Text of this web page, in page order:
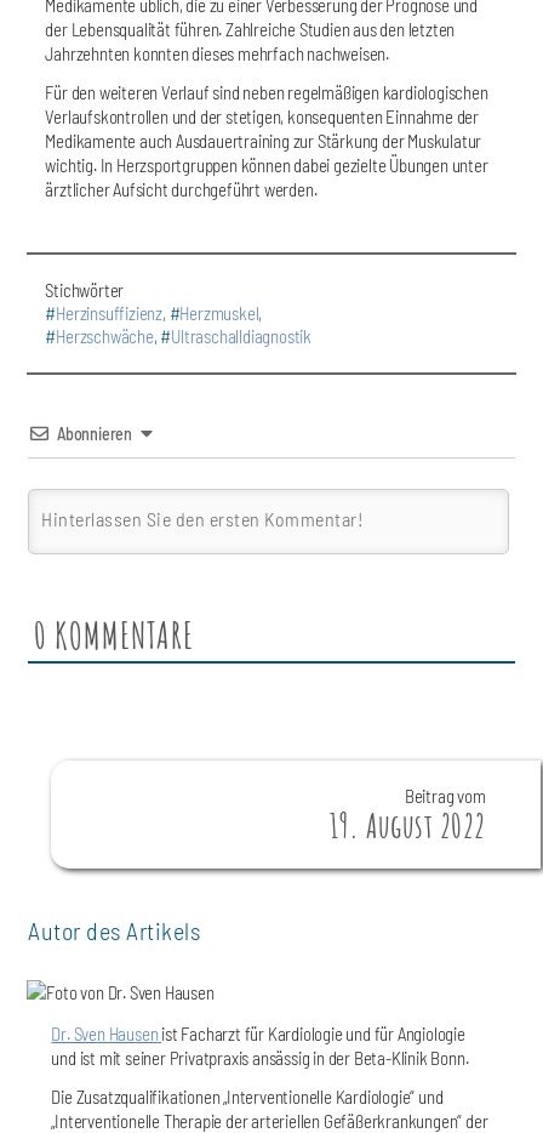
Medikamente üblich, die zu einer Verbesserung der Prognose und
der Lebensqualität führen. Zahlreiche Studien aus den letzten
Jahrzehnten konnten dieses mehrfach nachweisen.
Für den weiteren Verlauf sind neben regelmäßigen kardiologischen
Verlaufskontrollen und der stetigen, konsequenten Einnahme der
Medikamente auch Ausdauertraining zur Stärkung der Muskulatur
wichtig. In Herzsportgruppen können dabei gezielte Übungen unter
ärztlicher Aufsicht durchgeführt werden.
Stichwörter
#Herzinsuffizienz, #Herzmuskel,
#Herzschwäche, #Ultraschalldiagnostik
Abonnieren
0 KOMMENTARE
Beitrag vom
19. August 2022
Autor des Artikels
Dr. Sven Hausen ist Facharzt für Kardiologie und für Angiologie
und ist mit seiner Privatpraxis ansässig in der Beta-Klinik Bonn.
Die Zusatzqualifikationen „Interventionelle Kardiologie“ und
„Interventionelle Therapie der arteriellen Gefäßerkrankungen“ der